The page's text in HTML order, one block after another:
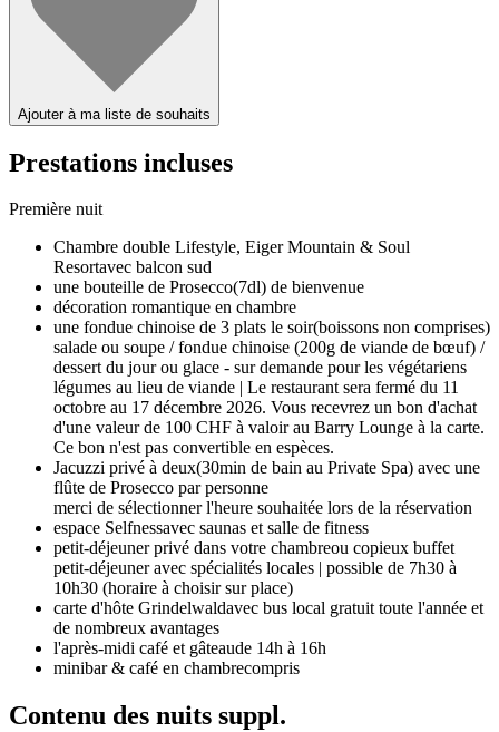
Ajouter à ma liste de souhaits
Prestations incluses
Première nuit
Chambre double Lifestyle, Eiger Mountain & Soul
Resortavec balcon sud
une bouteille de Prosecco(7dl) de bienvenue
décoration romantique en chambre
une fondue chinoise de 3 plats le soir(boissons non comprises)
salade ou soupe / fondue chinoise (200g de viande de bœuf) /
dessert du jour ou glace - sur demande pour les végétariens
légumes au lieu de viande | Le restaurant sera fermé du 11
octobre au 17 décembre 2026. Vous recevrez un bon d'achat
d'une valeur de 100 CHF à valoir au Barry Lounge à la carte.
Ce bon n'est pas convertible en espèces.
Jacuzzi privé à deux(30min de bain au Private Spa) avec une
flûte de Prosecco par personne
merci de sélectionner l'heure souhaitée lors de la réservation
espace Selfnessavec saunas et salle de fitness
petit-déjeuner privé dans votre chambreou copieux buffet
petit-déjeuner avec spécialités locales | possible de 7h30 à
10h30 (horaire à choisir sur place)
carte d'hôte Grindelwaldavec bus local gratuit toute l'année et
de nombreux avantages
l'après-midi café et gâteaude 14h à 16h
minibar & café en chambrecompris
Contenu des nuits suppl.